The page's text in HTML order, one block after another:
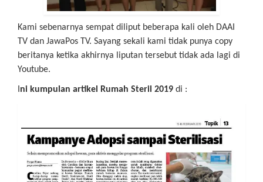
Kami sebenarnya sempat diliput beberapa kali oleh DAAI
TV dan JawaPos TV. Sayang sekali kami tidak punya copy
beritanya ketika akhirnya liputan tersebut tidak ada lagi di
Youtube.
Ini kumpulan artikel Rumah Steril 2019 di :